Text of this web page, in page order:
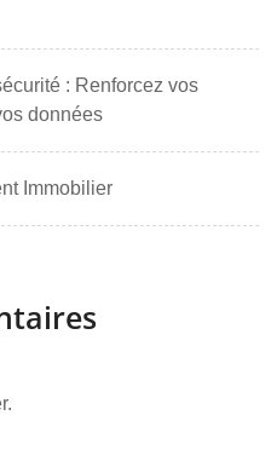
: Renforcez vos
données
Immobilier